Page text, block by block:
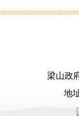
梁山政
地